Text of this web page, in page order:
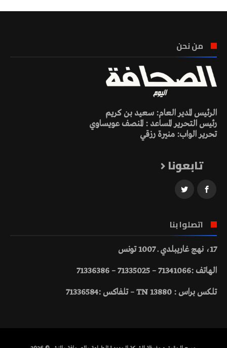
من نحن
الرئيس المدير العام: سعيد بن كريم
رئيس التحرير المساعد : المنصف عويساوي
تحرير الواب: منيرة رزقي
تابعونا
اتصلوا بنا
17، نهج غاريبلدي ـ 1007 تونس
الهاتف :71341066 – 71335025 – 71336386
تلكس براس : 13880 TN – تلفاكس :71336584